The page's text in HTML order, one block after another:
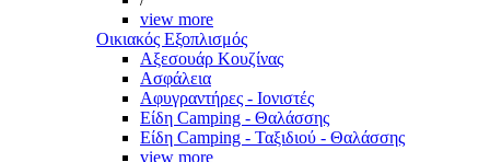
view more
Οικιακός Εξοπλισμός
Αξεσουάρ Κουζίνας
Ασφάλεια
Αφυγραντήρες - Ιονιστές
Είδη Camping - Θαλάσσης
Είδη Camping - Ταξιδιού - Θαλάσσης
view more